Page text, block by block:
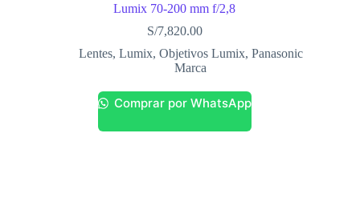
Lumix 70-200 mm f/2,8
S/7,820.00
Lentes, Lumix, Objetivos Lumix, Panasonic
Marca
Comprar por WhatsApp